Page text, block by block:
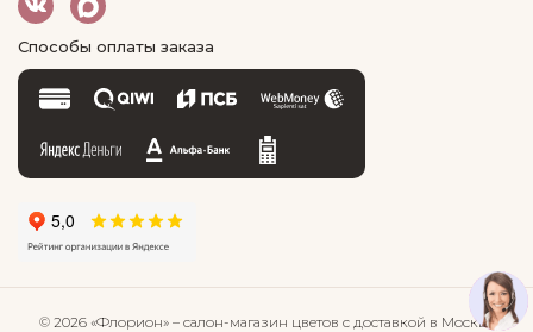
Способы оплаты заказа
© 2026 «Флорион» – салон-магазин цветов с доставкой в Москве